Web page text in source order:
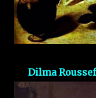
Dilma